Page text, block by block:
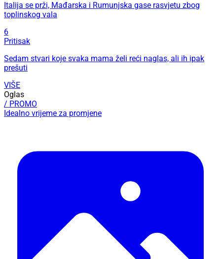
Italija se prži, Mađarska i Rumunjska gase rasvjetu zbog
toplinskog vala
6
Pritisak
Sedam stvari koje svaka mama želi reći naglas, ali ih ipak
prešuti
VIŠE
Oglas
/ PROMO
Idealno vrijeme za promjene